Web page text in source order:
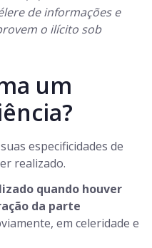
de informações e
o ilícito sob
um
especificidades de
realizado.
quando houver
da parte
em celeridade e